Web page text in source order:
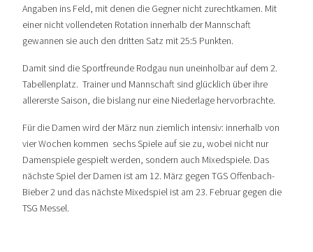
Angaben ins Feld, mit denen die Gegner nicht zurechtkamen. Mit
einer nicht vollendeten Rotation innerhalb der Mannschaft
gewannen sie auch den dritten Satz mit 25:5 Punkten.
Damit sind die Sportfreunde Rodgau nun uneinholbar auf dem 2.
Tabellenplatz. Trainer und Mannschaft sind glücklich über ihre
allererste Saison, die bislang nur eine Niederlage hervorbrachte.
Für die Damen wird der März nun ziemlich intensiv: innerhalb von
vier Wochen kommen sechs Spiele auf sie zu, wobei nicht nur
Damenspiele gespielt werden, sondern auch Mixedspiele. Das
nächste Spiel der Damen ist am 12. März gegen TGS Offenbach-
Bieber 2 und das nächste Mixedspiel ist am 23. Februar gegen die
TSG Messel.